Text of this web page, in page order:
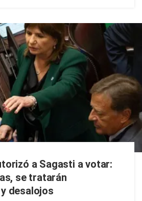
a Sagasti a votar:
se tratarán
desalojos